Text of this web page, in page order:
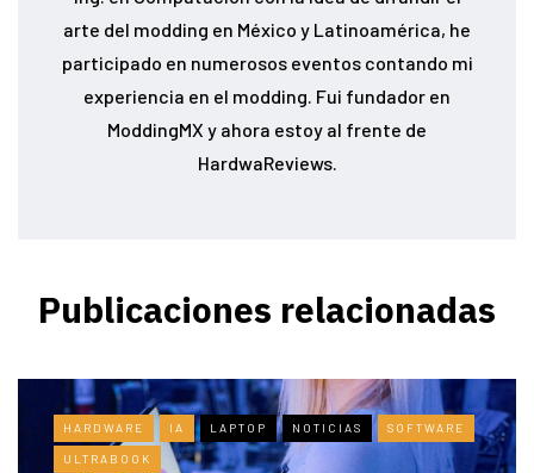
arte del modding en México y Latinoamérica, he
participado en numerosos eventos contando mi
experiencia en el modding. Fui fundador en
ModdingMX y ahora estoy al frente de
HardwaReviews.
Publicaciones relacionadas
HARDWARE IA LAPTOP NOTICIAS SOFTWARE
ULTRABOOK